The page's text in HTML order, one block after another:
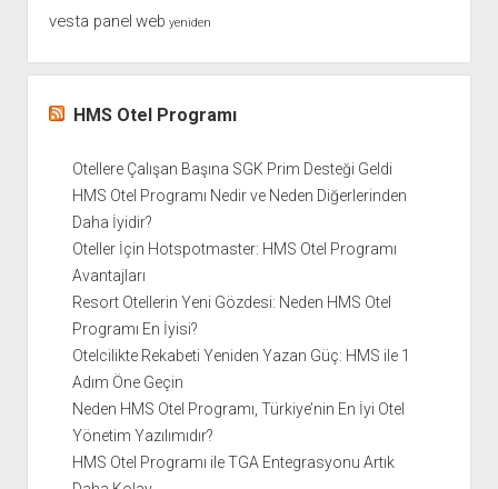
vesta panel web yeniden
HMS Otel Programı
Otellere Çalışan Başına SGK Prim Desteği Geldi
HMS Otel Programı Nedir ve Neden Diğerlerinden
Daha İyidir?
Oteller İçin Hotspotmaster: HMS Otel Programı
Avantajları
Resort Otellerin Yeni Gözdesi: Neden HMS Otel
Programı En İyisi?
Otelcilikte Rekabeti Yeniden Yazan Güç: HMS ile 1
Adım Öne Geçin
Neden HMS Otel Programı, Türkiye’nin En İyi Otel
Yönetim Yazılımıdır?
HMS Otel Programı ile TGA Entegrasyonu Artık